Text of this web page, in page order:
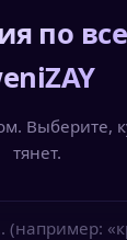
по
Выберите,
тянет.